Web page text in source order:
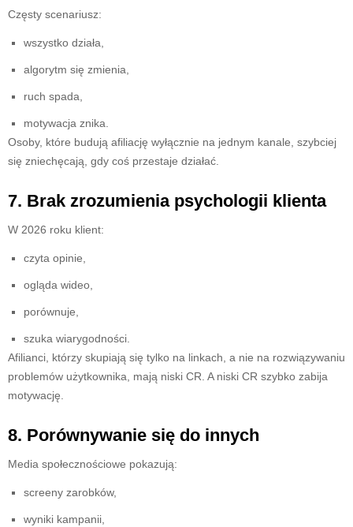
Częsty scenariusz:
wszystko działa,
algorytm się zmienia,
ruch spada,
motywacja znika.
Osoby, które budują afiliację wyłącznie na jednym kanale, szybciej
się zniechęcają, gdy coś przestaje działać.
7. Brak zrozumienia psychologii klienta
W 2026 roku klient:
czyta opinie,
ogląda wideo,
porównuje,
szuka wiarygodności.
Afilianci, którzy skupiają się tylko na linkach, a nie na rozwiązywaniu
problemów użytkownika, mają niski CR. A niski CR szybko zabija
motywację.
8. Porównywanie się do innych
Media społecznościowe pokazują:
screeny zarobków,
wyniki kampanii,